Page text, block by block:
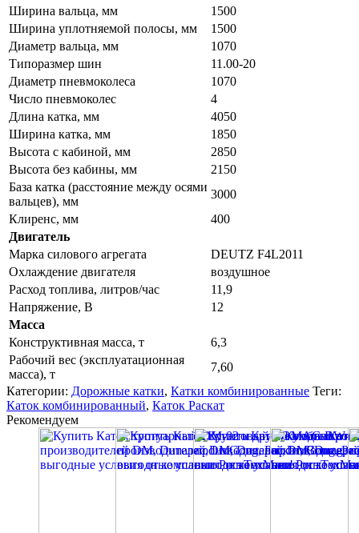
Ширина вальца, мм
1500
Ширина уплотняемой полосы, мм
1500
Диаметр вальца, мм
1070
Типоразмер шин
11.00-20
Диаметр пневмоколеса
1070
Число пневмоколес
4
Длина катка, мм
4050
Ширина катка, мм
1850
Высота с кабиной, мм
2850
Высота без кабины, мм
2150
База катка (расстояние между осями
вальцев), мм
3000
Клиренс, мм
400
Двигатель
Марка силового агрегата
DEUTZ F4L2011
Охлаждение двигателя
воздушное
Расход топлива, литров/час
11,9
Напряжение, В
12
Масса
Конструктивная масса, т
6,3
Рабочий вес (эксплуатационная
масса), т
7,60
Категории: Дорожные катки, Катки комбинированные Теги:
Каток комбинированный, Каток Раскат
Рекомендуем